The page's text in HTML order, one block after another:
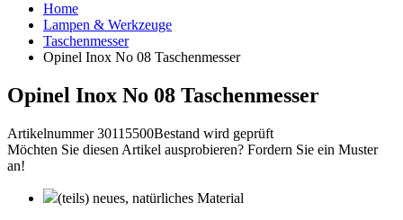
Home
Lampen & Werkzeuge
Taschenmesser
Opinel Inox No 08 Taschenmesser
Opinel Inox No 08 Taschenmesser
Artikelnummer 30115500Bestand wird geprüft
Möchten Sie diesen Artikel ausprobieren? Fordern Sie ein Muster
an!
(teils) neues, natürliches Material